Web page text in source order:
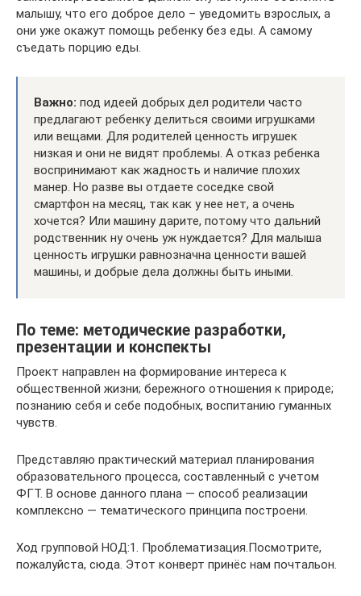
малышу, что его доброе дело – уведомить взрослых, а
они уже окажут помощь ребенку без еды. А самому
съедать порцию еды.
Важно: под идеей добрых дел родители часто
предлагают ребенку делиться своими игрушками
или вещами. Для родителей ценность игрушек
низкая и они не видят проблемы. А отказ ребенка
воспринимают как жадность и наличие плохих
манер. Но разве вы отдаете соседке свой
смартфон на месяц, так как у нее нет, а очень
хочется? Или машину дарите, потому что дальний
родственник ну очень уж нуждается? Для малыша
ценность игрушки равнозначна ценности вашей
машины, и добрые дела должны быть иными.
По теме: методические разработки,
презентации и конспекты
Проект направлен на формирование интереса к
общественной жизни; бережного отношения к природе;
познанию себя и себе подобных, воспитанию гуманных
чувств.
Представляю практический материал планирования
образовательного процесса, составленный с учетом
ФГТ. В основе данного плана — способ реализации
комплексно — тематического принципа построени.
Ход групповой НОД:1. Проблематизация.Посмотрите,
пожалуйста, сюда. Этот конверт принёс нам почтальон.